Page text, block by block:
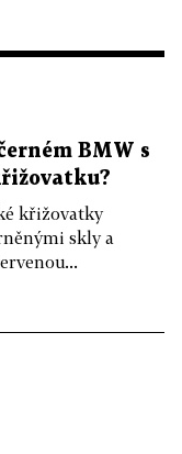
BMW s
křižovatky
skly a